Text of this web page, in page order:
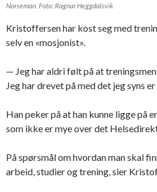
Norseman. Foto: Ragnar Heggdalsvik
Kristoffersen har kost seg med
selv en «mosjonist».
— Jeg har aldri følt på at
Jeg har drevet på med det jeg syns
Han peker på at han kunne ligge på
som ikke er mye over det
På spørsmål om hvordan man skal
arbeid, studier og trening, sier